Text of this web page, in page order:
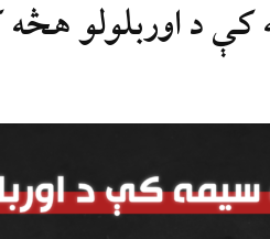
کې د اوربلولو